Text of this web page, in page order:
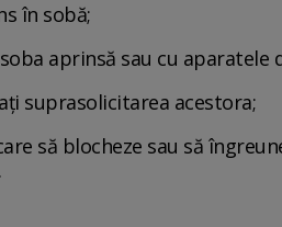
în sobă;
aprinsă sau cu aparatele
suprasolicitarea acestora;
să blocheze sau să